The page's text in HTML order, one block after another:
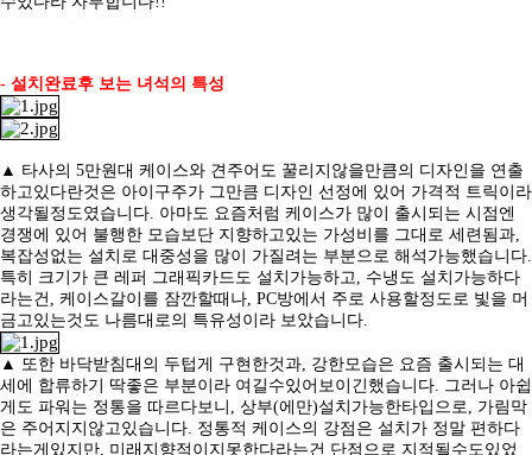
- 설치완료후 보는 녀석의 특성
▲ 타사의 5만원대 케이스와 견주어도 꿀리지않을만큼의 디자인을 연출
하고있다란것은 아이구주가 그만큼 디자인 선정에 있어 가격적 트릭이라
생각될정도였습니다. 아마도 요즘처럼 케이스가 많이 출시되는 시점엔
경쟁에 있어 불행한 모습보단 지향하고있는 가성비를 그대로 세련됨과,
복잡성없는 설치로 대중성을 많이 가질려는 부분으로 해석가능했습니다.
특히 크기가 큰 레퍼 그래픽카드도 설치가능하고, 수냉도 설치가능하다
라는건, 케이스갈이를 잠깐할때나, PC방에서 주로 사용할정도로 빛을 머
금고있는것도 나름대로의 특유성이라 보았습니다.
▲ 또한 바닥받침대의 두텁게 구현한것과, 강한모습은 요즘 출시되는 대
세에 합류하기 딱좋은 부분이라 여길수있어보이긴했습니다. 그러나 아쉽
게도 파워는 정통을 따르다보니, 상부(에만)설치가능한타입으로, 가림막
은 주어지지않고있습니다. 정통적 케이스의 강점은 설치가 정말 편하다
라는게있지만, 미래지향적이지못한다라는건 단점으로 지적될수도있었